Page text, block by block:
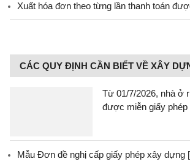
Xuất hóa đơn theo từng lần thanh toán
CÁC QUY ĐỊNH CẦN BIẾT VỀ XÂY
Từ 01/7/2026, nhà ở
được miễn giấy
Mẫu Đơn đề nghị cấp giấy phép xây dựng